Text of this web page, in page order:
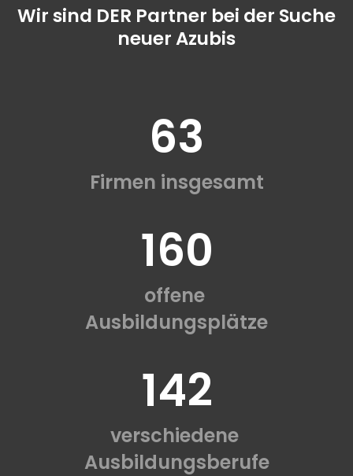
Wir sind DER Partner bei der Suche
neuer Azubis
63
Firmen insgesamt
160
offene
Ausbildungsplätze
142
verschiedene
Ausbildungsberufe